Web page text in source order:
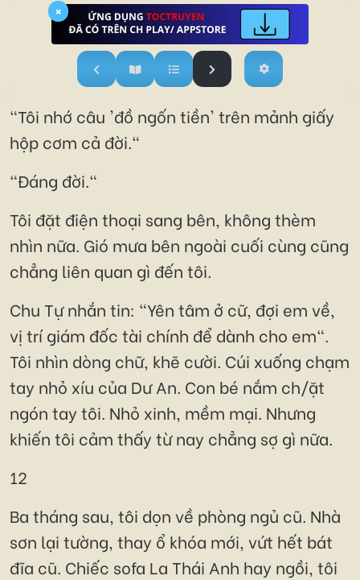
×
"Tôi nhớ câu 'đồ ngốn tiền' trên mảnh giấy
hộp cơm cả đời."
"Đáng đời."
Tôi đặt điện thoại sang bên, không thèm
nhìn nữa. Gió mưa bên ngoài cuối cùng cũng
chẳng liên quan gì đến tôi.
Chu Tự nhắn tin: "Yên tâm ở cữ, đợi em về,
vị trí giám đốc tài chính để dành cho em".
Tôi nhìn dòng chữ, khẽ cười. Cúi xuống chạm
tay nhỏ xíu của Dư An. Con bé nắm ch/ặt
ngón tay tôi. Nhỏ xinh, mềm mại. Nhưng
khiến tôi cảm thấy từ nay chẳng sợ gì nữa.
12
Ba tháng sau, tôi dọn về phòng ngủ cũ. Nhà
sơn lại tường, thay ổ khóa mới, vứt hết bát
đĩa cũ. Chiếc sofa La Thái Anh hay ngồi, tôi